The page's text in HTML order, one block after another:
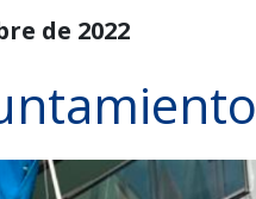
de 2022